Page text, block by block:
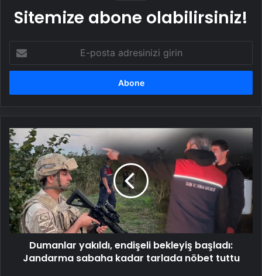
Sitemize abone olabilirsiniz!
posta
adresinizi
Dumanlar
yakıldı,
endişeli
bekleyiş
başladı:
Jandarma
sabaha
kadar
tarlada
nöbet
tuttu
Dumanlar yakıldı, endişeli bekleyiş başladı:
Jandarma sabaha kadar tarlada nöbet tuttu